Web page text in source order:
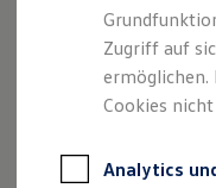
Kfz-
DE
Zugriff auf
ermöglichen.
Cookies
Analytics